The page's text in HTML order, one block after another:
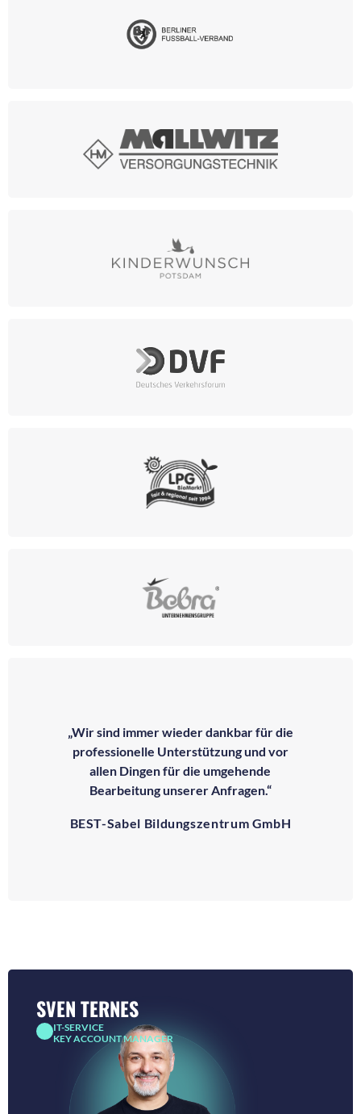
„Wir sind immer wieder dankbar für die
professionelle Unterstützung und vor
allen Dingen für die umgehende
Bearbeitung unserer Anfragen.“
BEST-Sabel Bildungszentrum GmbH
SVEN TERNES
IT-SERVICE
KEY ACCOUNT MANAGER